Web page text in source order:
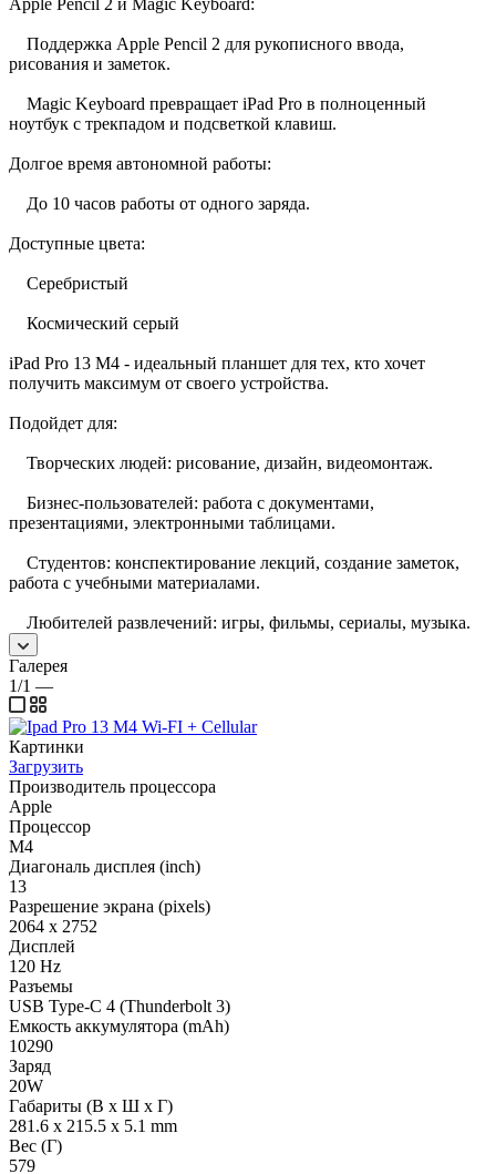
Поддержка Apple Pencil 2 для рукописного ввода,
рисования и заметок.
Magic Keyboard превращает iPad Pro в полноценный
ноутбук с трекпадом и подсветкой клавиш.
Долгое время автономной работы:
До 10 часов работы от одного заряда.
Доступные цвета:
Серебристый
Космический серый
iPad Pro 13 M4 - идеальный планшет для тех, кто хочет
получить максимум от своего устройства.
Подойдет для:
Творческих людей: рисование, дизайн, видеомонтаж.
Бизнес-пользователей: работа с документами,
презентациями, электронными таблицами.
Студентов: конспектирование лекций, создание заметок,
работа с учебными материалами.
Любителей развлечений: игры, фильмы, сериалы, музыка.
Галерея
1/1 —
Картинки
Загрузить
Производитель процессора
Apple
Процессор
M4
Диагональ дисплея (inch)
13
Разрешение экрана (pixels)
2064 x 2752
Дисплей
120 Hz
Разъемы
USB Type-C 4 (Thunderbolt 3)
Емкость аккумулятора (mAh)
10290
Заряд
20W
Габариты (В х Ш х Г)
281.6 x 215.5 x 5.1 mm
Вес (Г)
579